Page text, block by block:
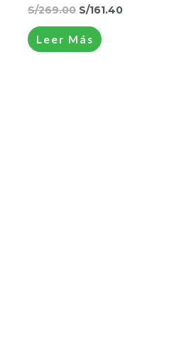
S/269.00 S/161.40
Leer Más